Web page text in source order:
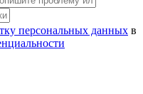
персональных данных в